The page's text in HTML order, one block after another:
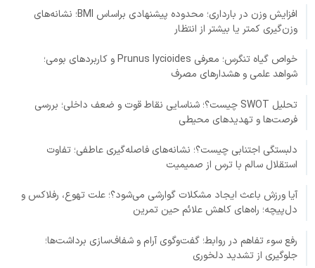
افزایش وزن در بارداری؛ محدوده پیشنهادی براساس BMI؛ نشانه‌های
وزن‌گیری کمتر یا بیشتر از انتظار
خواص گیاه تنگرس؛ معرفی Prunus lycioides و کاربردهای بومی؛
شواهد علمی و هشدارهای مصرف
تحلیل SWOT چیست؟؛ شناسایی نقاط قوت و ضعف داخلی؛ بررسی
فرصت‌ها و تهدیدهای محیطی
دلبستگی اجتنابی چیست؟؛ نشانه‌های فاصله‌گیری عاطفی؛ تفاوت
استقلال سالم با ترس از صمیمیت
آیا ورزش باعث ایجاد مشکلات گوارشی می‌شود؟؛ علت تهوع، رفلاکس و
دل‌پیچه؛ راه‌های کاهش علائم حین تمرین
رفع سوء تفاهم در روابط؛ گفت‌وگوی آرام و شفاف‌سازی برداشت‌ها؛
جلوگیری از تشدید دلخوری